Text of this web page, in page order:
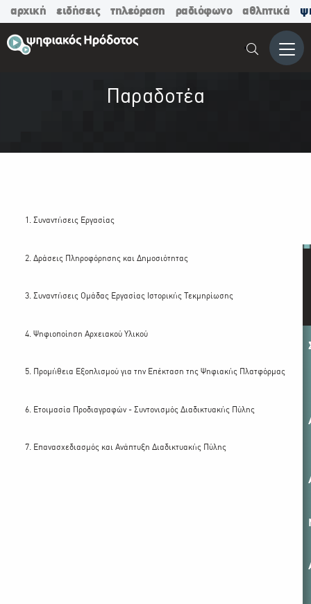
αρχική ειδήσεις τηλεόραση ραδιόφωνο αθλητικά
Μενού
Παραδοτέα
1. Συναντήσεις Εργασίας
2. Δράσεις Πληροφόρησης και Δημοσιότητας
3. Συναντήσεις Ομάδας Εργασίας Ιστορικής Τεκμηρίωσης
4. Ψηφιοποίηση Αρχειακού Υλικού
5. Προμήθεια Εξοπλισμού για την Επέκταση της Ψηφιακής Πλατφόρμας
6. Ετοιμασία Προδιαγραφών - Συντονισμός Διαδικτυακής Πύλης
7. Επανασχεδιασμός και Ανάπτυξη Διαδικτυακής Πύλης